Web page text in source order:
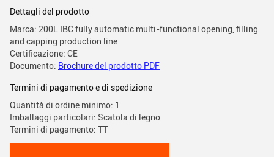
Dettagli del prodotto
Marca: 200L IBC fully automatic multi-functional opening, filling
and capping production line
Certificazione: CE
Documento: Brochure del prodotto PDF
Termini di pagamento e di spedizione
Quantità di ordine minimo: 1
Imballaggi particolari: Scatola di legno
Termini di pagamento: TT